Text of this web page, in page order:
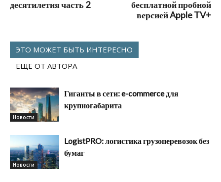
десятилетия часть 2
бесплатной пробной
версией Apple TV+
ЭТО МОЖЕТ БЫТЬ ИНТЕРЕСНО
ЕЩЕ ОТ АВТОРА
Новости
Гиганты в сети: e-commerce для
крупногабарита
Новости
LogistPRO: логистика грузоперевозок без
бумаг